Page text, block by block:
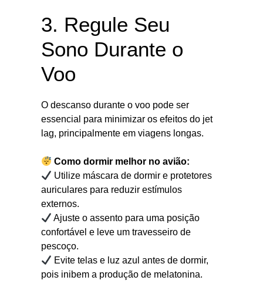
3. Regule Seu
Sono Durante o
Voo
O descanso durante o voo pode ser
essencial para minimizar os efeitos do jet
lag, principalmente em viagens longas.
Como dormir melhor no avião:
Utilize máscara de dormir e protetores
auriculares para reduzir estímulos
externos.
Ajuste o assento para uma posição
confortável e leve um travesseiro de
pescoço.
Evite telas e luz azul antes de dormir,
pois inibem a produção de melatonina.